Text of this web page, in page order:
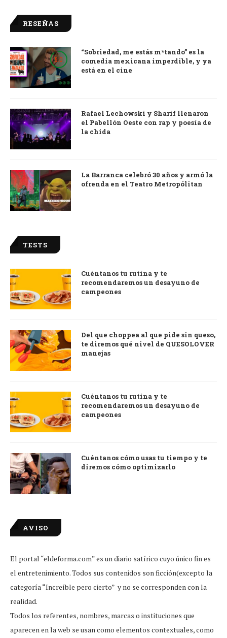
RESEÑAS
9.0
“Sobriedad, me estás m*tando” es la
comedia mexicana imperdible, y ya
está en el cine
Rafael Lechowski y Sharif llenaron
el Pabellón Oeste con rap y poesía de
la chida
La Barranca celebró 30 años y armó la
ofrenda en el Teatro Metropólitan
TESTS
Cuéntanos tu rutina y te
recomendaremos un desayuno de
campeones
Del que choppea al que pide sin queso,
te diremos qué nivel de QUESOLOVER
manejas
Cuéntanos tu rutina y te
recomendaremos un desayuno de
campeones
Cuéntanos cómo usas tu tiempo y te
diremos cómo optimizarlo
AVISO
El portal “eldeforma.com” es un diario satírico cuyo único fin es
el entretenimiento. Todos sus contenidos son ficción(excepto la
categoría “Increíble pero cierto” y no se corresponden con la
realidad.
Todos los referentes, nombres, marcas o instituciones que
aparecen en la web se usan como elementos contextuales, como